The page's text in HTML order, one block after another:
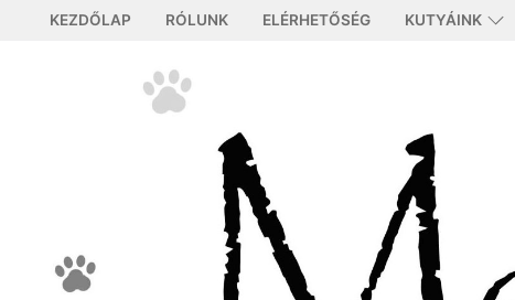
KEZDŐLAP RÓLUNK ELÉRHETŐSÉG KUTYÁINK